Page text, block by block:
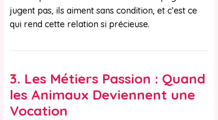
jugent pas, ils aiment sans condition, et c’est ce
qui rend cette relation si précieuse.
3. Les Métiers Passion : Quand
les Animaux Deviennent une
Vocation